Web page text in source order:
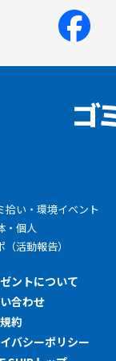
拾い・環境イベント
・個人
（活動報告）
ントについて
合わせ
約
バシーポリシー